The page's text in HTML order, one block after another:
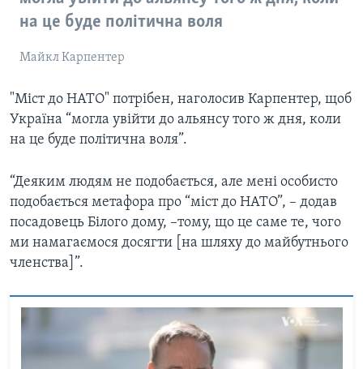
на це буде політична воля
Майкл Карпентер
"Міст до НАТО" потрібен, наголосив Карпентер, щоб
Україна “могла увійти до альянсу того ж дня, коли
на це буде політична воля”.
“Деяким людям не подобається, але мені особисто
подобається метафора про “міст до НАТО”, – додав
посадовець Білого дому, –тому, що це саме те, чого
ми намагаємося досягти [на шляху до майбутнього
членства]”.